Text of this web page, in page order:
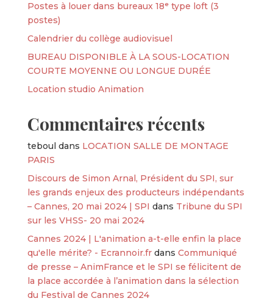
Postes à louer dans bureaux 18ᵉ type loft (3
postes)
Calendrier du collège audiovisuel
BUREAU DISPONIBLE À LA SOUS-LOCATION
COURTE MOYENNE OU LONGUE DURÉE
Location studio Animation
Commentaires récents
teboul dans LOCATION SALLE DE MONTAGE
PARIS
Discours de Simon Arnal, Président du SPI, sur
les grands enjeux des producteurs indépendants
– Cannes, 20 mai 2024 | SPI dans Tribune du SPI
sur les VHSS- 20 mai 2024
Cannes 2024 | L'animation a-t-elle enfin la place
qu'elle mérite? - Ecrannoir.frdans Communiqué
de presse – AnimFrance et le SPI se félicitent de
la place accordée à l’animation dans la sélection
du Festival de Cannes 2024